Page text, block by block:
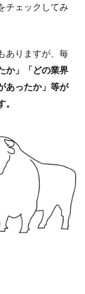
チェックしてみ
ありますが、毎
か」「どの業界
あったか」等が